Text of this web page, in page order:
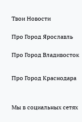
Твои Новости
Про Город Ярославль
Про Город Владивосток
Про Город Краснодара
Мы в социальных сетях